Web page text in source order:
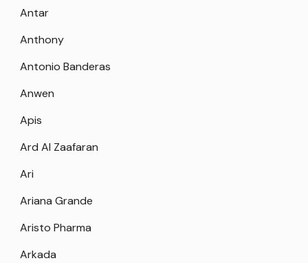
Antar
Anthony
Antonio Banderas
Anwen
Apis
Ard Al Zaafaran
Ari
Ariana Grande
Aristo Pharma
Arkada